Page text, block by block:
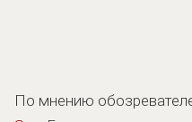
По мнению